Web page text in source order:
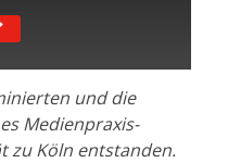
und die
Medienpraxis-
zu Köln entstanden.